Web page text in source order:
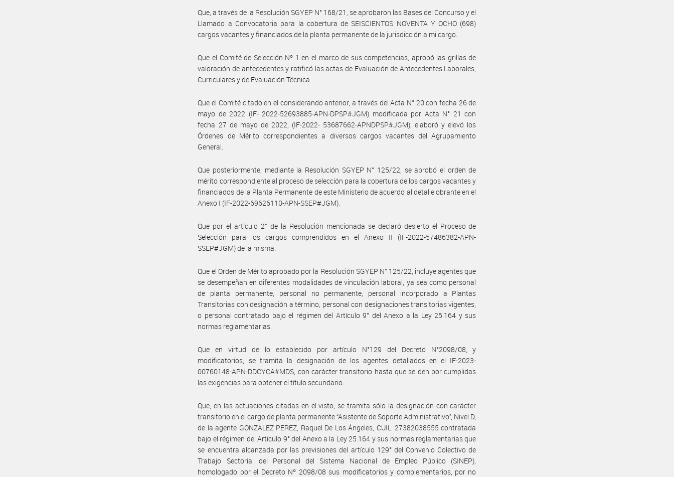
Que, a través de la Resolución SGYEP N° 168/21, se aprobaron las Bases del Concurso y el
Llamado a Convocatoria para la cobertura de SEISCIENTOS NOVENTA Y OCHO (698)
cargos vacantes y financiados de la planta permanente de la jurisdicción a mi cargo.
Que el Comité de Selección Nº 1 en el marco de sus competencias, aprobó las grillas de
valoración de antecedentes y ratificó las actas de Evaluación de Antecedentes Laborales,
Curriculares y de Evaluación Técnica.
Que el Comité citado en el considerando anterior, a través del Acta N° 20 con fecha 26 de
mayo de 2022 (IF- 2022-52693885-APN-DPSP#JGM) modificada por Acta N° 21 con
fecha 27 de mayo de 2022, (IF-2022- 53687662-APNDPSP#JGM), elaboró y elevó los
Órdenes de Mérito correspondientes a diversos cargos vacantes del Agrupamiento
General.
Que posteriormente, mediante la Resolución SGYEP N° 125/22, se aprobó el orden de
mérito correspondiente al proceso de selección para la cobertura de los cargos vacantes y
financiados de la Planta Permanente de este Ministerio de acuerdo al detalle obrante en el
Anexo I (IF-2022-69626110-APN-SSEP#JGM).
Que por el artículo 2° de la Resolución mencionada se declaró desierto el Proceso de
Selección para los cargos comprendidos en el Anexo II (IF-2022-57486382-APN-
SSEP#JGM) de la misma.
Que el Orden de Mérito aprobado por la Resolución SGYEP N° 125/22, incluye agentes que
se desempeñan en diferentes modalidades de vinculación laboral, ya sea como personal
de planta permanente, personal no permanente, personal incorporado a Plantas
Transitorias con designación a término, personal con designaciones transitorias vigentes,
o personal contratado bajo el régimen del Artículo 9° del Anexo a la Ley 25.164 y sus
normas reglamentarias.
Que en virtud de lo establecido por artículo N°129 del Decreto N°2098/08, y
modificatorios, se tramita la designación de los agentes detallados en el IF-2023-
00760148-APN-DDCYCA#MDS, con carácter transitorio hasta que se den por cumplidas
las exigencias para obtener el título secundario.
Que, en las actuaciones citadas en el visto, se tramita sólo la designación con carácter
transitorio en el cargo de planta permanente “Asistente de Soporte Administrativo’’, Nivel D,
de la agente GONZALEZ PEREZ, Raquel De Los Ángeles, CUIL: 27382038555 contratada
bajo el régimen del Artículo 9° del Anexo a la Ley 25.164 y sus normas reglamentarias que
se encuentra alcanzada por las previsiones del artículo 129° del Convenio Colectivo de
Trabajo Sectorial del Personal del Sistema Nacional de Empleo Público (SINEP),
homologado por el Decreto Nº 2098/08 sus modificatorios y complementarios, por no